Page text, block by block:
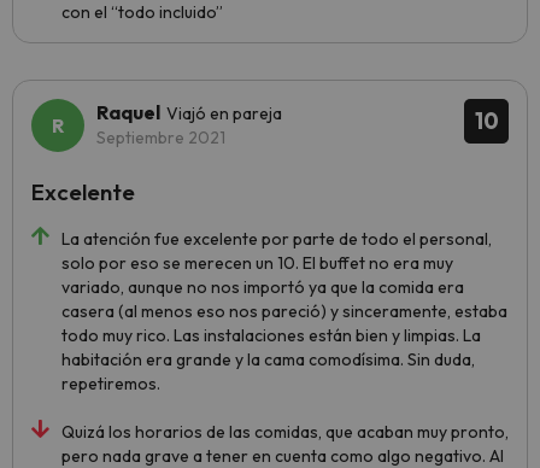
con el “todo incluido”
10
Raquel Viajó en pareja
Septiembre 2021
La atención fue excelente por parte de todo el personal,
solo por eso se merecen un 10. El buffet no era muy
variado, aunque no nos importó ya que la comida era
casera (al menos eso nos pareció) y sinceramente, estaba
todo muy rico. Las instalaciones están bien y limpias. La
habitación era grande y la cama comodísima. Sin duda,
repetiremos.
Quizá los horarios de las comidas, que acaban muy pronto,
pero nada grave a tener en cuenta como algo negativo. Al
Excelente